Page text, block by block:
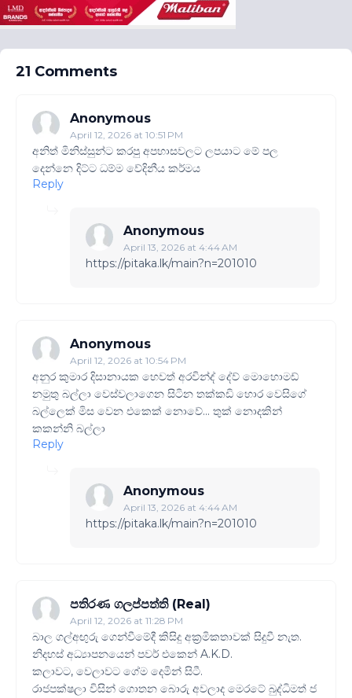
21 Comments
Anonymous
April 12, 2026 at 10:51 PM
අනිත් මිනිස්සුන්ට කරපු අපහාසවලට ලපයාට මේ පල
දෙන්නෙ දිට්ට ධම්ම වේදිනීය කර්මය
Reply
Anonymous
April 13, 2026 at 4:44 AM
https://pitaka.lk/main?n=201010
Anonymous
April 12, 2026 at 10:54 PM
අනුර කුමාර දිසානායක හෙවත් අරවින්ද් දේව් මොහොමඩ්
නමුතු බල්ලා වෙස්වලාගෙන සිටින තක්කඩි හොර වෙසිගේ
බල්ලෙක් මිස වෙන එකෙක් නොවේ... තුක් නොදකින්
කකන්නි බල්ලා
Reply
Anonymous
April 13, 2026 at 4:44 AM
https://pitaka.lk/main?n=201010
පතිරණ ගලප්පත්ති (Real)
April 12, 2026 at 11:28 PM
බාල ගල්අඟුරු ගෙන්වීමේදී කිසිදු අක්‍රමිකතාවක් සිදුවී නැත.
නිදහස් අධ්‍යාපනයෙන් පවර් එකෙන් A.K.D.
කලාවට, වෙලාවට ගේම දෙමින් සිටී.
රාජපක්ෂලා විසින් ගොතන බොරු අවලාද මෙරටේ බුද්ධිමත් ජ